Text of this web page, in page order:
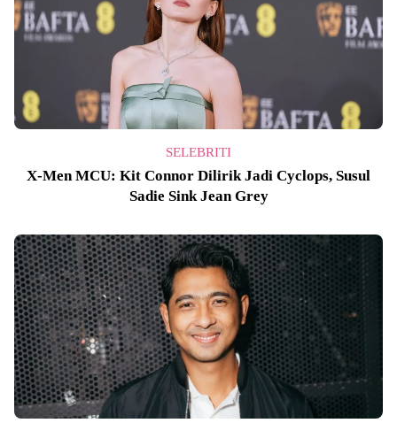
SELEBRITI
X-Men MCU: Kit Connor Dilirik Jadi Cyclops, Susul
Sadie Sink Jean Grey